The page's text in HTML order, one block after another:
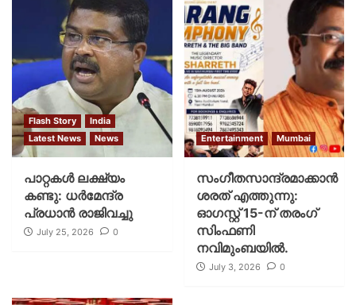
Flash Story
India
Latest News
News
പാറ്റകള്‍ ലക്ഷ്യം
കണ്ടു: ധര്‍മേന്ദ്ര
പ്രധാന്‍ രാജിവച്ചു
July 25, 2026 0
Entertainment Mumbai
സംഗീതസാന്ദ്രമാക്കാൻ
ശരത് എത്തുന്നു:
ഓഗസ്റ്റ് 15-ന് തരംഗ്
സിംഫണി
നവിമുംബയിൽ.
July 3, 2026 0